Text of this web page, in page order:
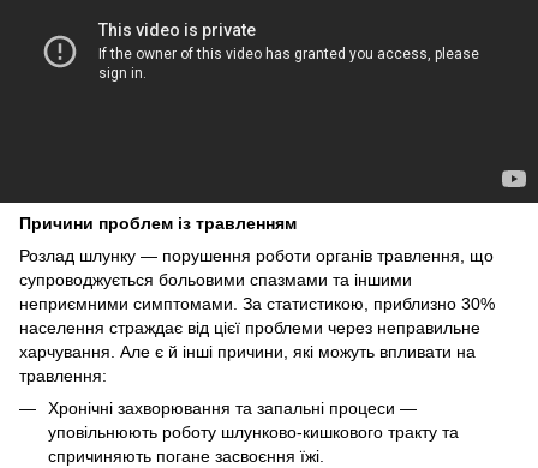
Причини проблем із травленням
Розлад шлунку — порушення роботи органів травлення, що
супроводжується больовими спазмами та іншими
неприємними симптомами. За статистикою, приблизно 30%
населення страждає від цієї проблеми через неправильне
харчування. Але є й інші причини, які можуть впливати на
травлення:
Хронічні захворювання та запальні процеси —
уповільнюють роботу шлунково-кишкового тракту та
спричиняють погане засвоєння їжі.